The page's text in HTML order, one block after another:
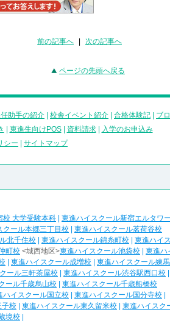
前の記事へ 次の記事へ
ページの先頭へ戻る
助手の紹介 校舎イベント紹介 合格体験記 ブ
東進生向けPOS| 資料請求|
入学のお申込み
シー サイトマップ
校 大学受験本科 東進ハイスクール新宿エルタワ
クール本郷三丁目校
東進ハイスクール茗荷谷校
北千住校 東進ハイスクール錦糸町校 東進ハイ
町校 <城西地区>東進ハイスクール池袋校 東進ハ
東進ハイスクール成増校
東進ハイスクール練
ール三軒茶屋校 東進ハイスクール渋谷駅西口校
ール千歳烏山校
東進ハイスクール千歳船橋校
ハイスクール国立校 東進ハイスクール国分寺校
子校 東進ハイスクール東久留米校 東進ハイスク
境校